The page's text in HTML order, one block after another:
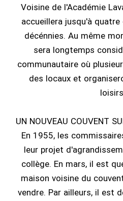
Voisine de l'Académie
accueillera jusqu'à
décénnies. Au même
sera longtemps
communautaire où
des locaux et
UN NOUVEAU COUVENT
En 1955, les
leur projet
collège. En mars, il est
maison voisine du
vendre. Par ailleurs, il est